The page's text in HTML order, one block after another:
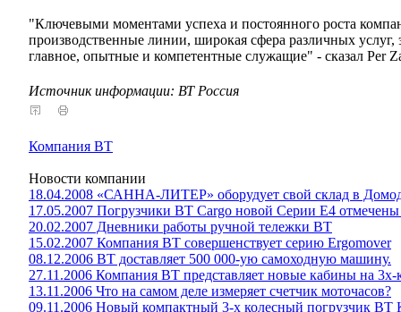
"Ключевыми моментами успеха и постоянного роста
производственные линии, широкая сфера различных услуг,
главное, опытные и компетентные служащие" - сказал Per
Источник информации: ВТ Россия
Компания BT
Новости компании
18.04.2008 «САННА-ЛИТЕР» оборудует свой склад в
17.05.2007 Погрузчики ВТ Cargo новой Серии Е4
20.02.2007 Дневники работы ручной тележки ВТ
15.02.2007 Компания BT совершенствует серию Ergomover
08.12.2006 BT доставляет 500 000-ую самоходную машину.
27.11.2006 Компания BT представляет новые кабины на
13.11.2006 Что на самом деле измеряет счетчик моточасов?
09.11.2006 Новый компактный 3-х колесный погрузчик BT